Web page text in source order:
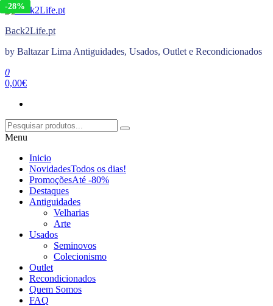
Saltar
o
Back2Life.pt
by Baltazar Lima Antiguidades, Usados, Outlet e Recondicionados
0
0,00€
Menu
Inicio
NovidadesTodos os dias!
PromoçõesAté -80%
Destaques
Antiguidades
Velharias
Arte
Usados
Seminovos
Colecionismo
Outlet
Recondicionados
Quem Somos
FAQ
-30%
-19%
-27%
-29%
-28%